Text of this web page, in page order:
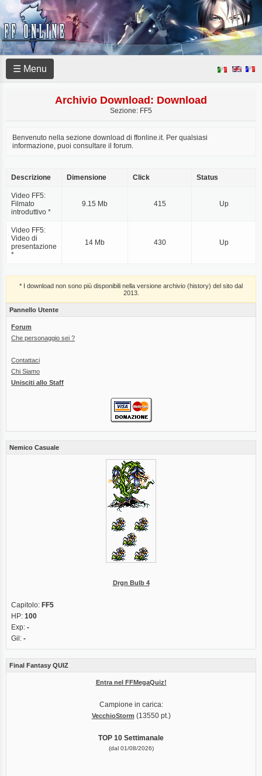
☰ Menu
Archivio Download: Download
Sezione: FF5
Benvenuto nella sezione download di ffonline.it. Per qualsiasi
informazione, puoi consultare il forum.
Descrizione Dimensione Click Status
Video FF5:
Filmato
introduttivo *
9.15 Mb 415 Up
Video FF5:
Video di
presentazione
*
14 Mb 430 Up
* I download non sono più disponibili nella versione archivio (history) del sito dal
2013.
Pannello Utente
Forum
Che personaggio sei ?
Contattaci
Chi Siamo
Unisciti allo Staff
Nemico Casuale
Drgn Bulb 4
Capitolo: FF5
HP: 100
Exp: -
Gil: -
Final Fantasy QUIZ
Entra nel FFMegaQuiz!
Campione in carica:
VecchioStorm (13550 pt.)
TOP 10 Settimanale
(dal 01/08/2026)